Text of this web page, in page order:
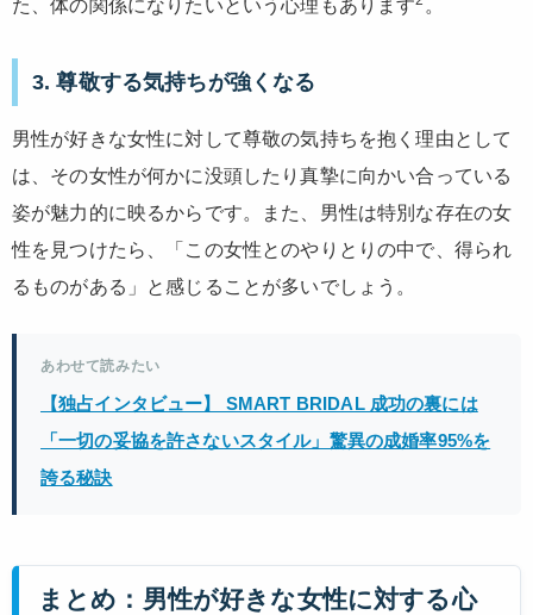
た、体の関係になりたいという心理もあります 。
3. 尊敬する気持ちが強くなる
男性が好きな女性に対して尊敬の気持ちを抱く理由として
は、その女性が何かに没頭したり真摯に向かい合っている
姿が魅力的に映るからです。また、男性は特別な存在の女
性を見つけたら、「この女性とのやりとりの中で、得られ
るものがある」と感じることが多いでしょう。
あわせて読みたい
【独占インタビュー】 SMART BRIDAL 成功の裏には
「一切の妥協を許さないスタイル」驚異の成婚率95%を
誇る秘訣
まとめ：男性が好きな女性に対する心